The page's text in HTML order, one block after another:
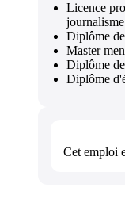
Licence
Diplôme
Master
Diplôme
Diplôme
Cet emploi